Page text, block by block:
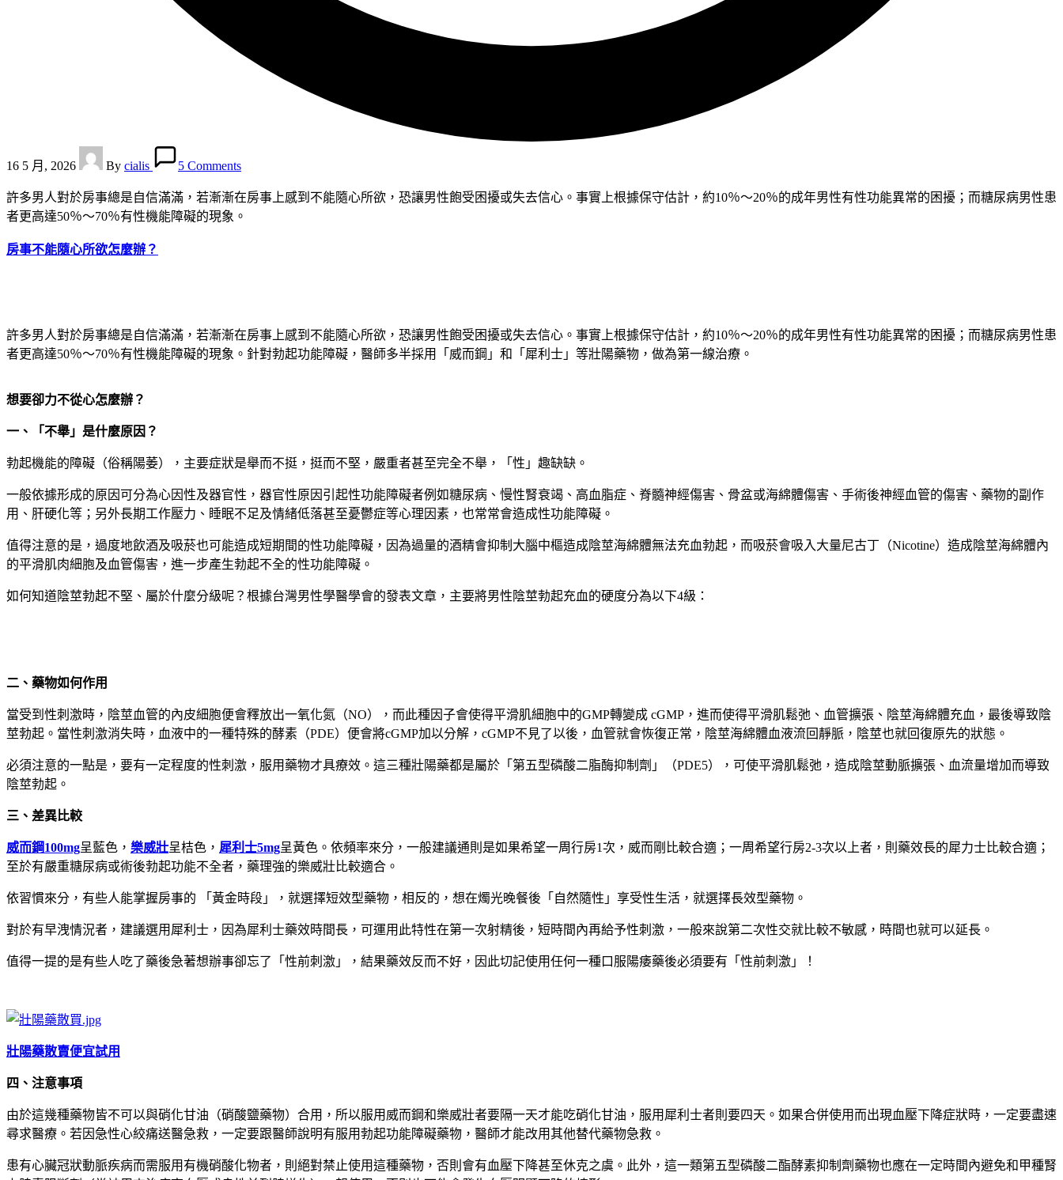
16 5 月, 2026
Posted
by
By cialis 5 Comments
許多男人對於房事總是自信滿滿，若漸漸在房事上感到不能隨心所欲，恐讓男性飽受困擾或失去信心。事實上根據保守估計，約10％～20％的成年男性有性功能異常的困擾；而糖尿病男性患
者更高達50％～70％有性機能障礙的現象。
房事不能隨心所欲怎麼辦？
許多男人對於房事總是自信滿滿，若漸漸在房事上感到不能隨心所欲，恐讓男性飽受困擾或失去信心。事實上根據保守估計，約10％～20％的成年男性有性功能異常的困擾；而糖尿病男性患
者更高達50％～70％有性機能障礙的現象。針對勃起功能障礙，醫師多半採用「威而鋼」和「犀利士」等壯陽藥物，做為第一線治療。
想要卻力不從心怎麼辦？
一、「不舉」是什麼原因？
勃起機能的障礙（俗稱陽萎），主要症狀是舉而不挺，挺而不堅，嚴重者甚至完全不舉，「性」趣缺缺。
一般依據形成的原因可分為心因性及器官性，器官性原因引起性功能障礙者例如糖尿病、慢性腎衰竭、高血脂症、脊髓神經傷害、骨盆或海綿體傷害、手術後神經血管的傷害、藥物的副作
用、肝硬化等；另外長期工作壓力、睡眠不足及情緒低落甚至憂鬱症等心理因素，也常常會造成性功能障礙。
值得注意的是，過度地飲酒及吸菸也可能造成短期間的性功能障礙，因為過量的酒精會抑制大腦中樞造成陰莖海綿體無法充血勃起，而吸菸會吸入大量尼古丁（Nicotine）造成陰莖海綿體內
的平滑肌肉細胞及血管傷害，進一步產生勃起不全的性功能障礙。
如何知道陰莖勃起不堅、屬於什麼分級呢？根據台灣男性學醫學會的發表文章，主要將男性陰莖勃起充血的硬度分為以下4級：
二、藥物如何作用
當受到性刺激時，陰莖血管的內皮細胞便會釋放出一氧化氮（NO），而此種因子會使得平滑肌細胞中的GMP轉變成 cGMP，進而使得平滑肌鬆弛、血管擴張、陰莖海綿體充血，最後導致陰
莖勃起。當性刺激消失時，血液中的一種特殊的酵素（PDE）便會將cGMP加以分解，cGMP不見了以後，血管就會恢復正常，陰莖海綿體血液流回靜脈，陰莖也就回復原先的狀態。
必須注意的一點是，要有一定程度的性刺激，服用藥物才具療效。這三種壯陽藥都是屬於「第五型磷酸二脂酶抑制劑」（PDE5），可使平滑肌鬆弛，造成陰莖動脈擴張、血流量增加而導致
陰莖勃起。
三、差異比較
威而鋼100mg呈藍色， 樂威壯呈桔色， 犀利士5mg呈黃色。依頻率來分，一般建議通則是如果希望一周行房1次，威而剛比較合適；一周希望行房2-3次以上者，則藥效長的犀力士比較合適；
至於有嚴重糖尿病或術後勃起功能不全者，藥理強的樂威壯比較適合。
依習慣來分，有些人能掌握房事的 「黃金時段」，就選擇短效型藥物，相反的，想在燭光晚餐後「自然隨性」享受性生活，就選擇長效型藥物。
對於有早洩情況者，建議選用犀利士，因為犀利士藥效時間長，可運用此特性在第一次射精後，短時間內再給予性刺激，一般來說第二次性交就比較不敏感，時間也就可以延長。
值得一提的是有些人吃了藥後急著想辦事卻忘了「性前刺激」，結果藥效反而不好，因此切記使用任何一種口服陽痿藥後必須要有「性前刺激」！
壯陽藥散賣便宜試用
四、注意事項
由於這幾種藥物皆不可以與硝化甘油（硝酸鹽藥物）合用，所以服用威而鋼和樂威壯者要隔一天才能吃硝化甘油，服用犀利士者則要四天。如果合併使用而出現血壓下降症狀時，一定要盡速
尋求醫療。若因急性心絞痛送醫急救，一定要跟醫師說明有服用勃起功能障礙藥物，醫師才能改用其他替代藥物急救。
患有心臟冠狀動脈疾病而需服用有機硝酸化物者，則絕對禁止使用這種藥物，否則會有血壓下降甚至休克之虞。此外，這一類第五型磷酸二酯酵素抑制劑藥物也應在一定時間內避免和甲種腎